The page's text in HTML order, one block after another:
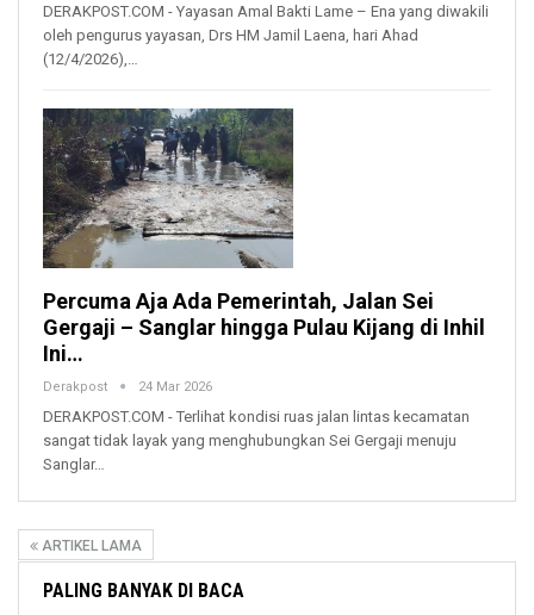
DERAKPOST.COM - Yayasan Amal Bakti Lame – Ena yang diwakili
oleh pengurus yayasan, Drs HM Jamil Laena, hari Ahad
(12/4/2026),…
Percuma Aja Ada Pemerintah, Jalan Sei
Gergaji – Sanglar hingga Pulau Kijang di Inhil
Ini…
Derakpost 24 Mar 2026
DERAKPOST.COM - Terlihat kondisi ruas jalan lintas kecamatan
sangat tidak layak yang menghubungkan Sei Gergaji menuju
Sanglar…
ARTIKEL LAMA
PALING BANYAK DI BACA